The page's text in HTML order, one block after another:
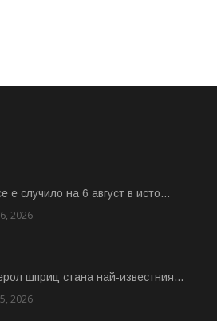
е случило на 6 август в исто...
2026
шприц стана най-известния...
2026